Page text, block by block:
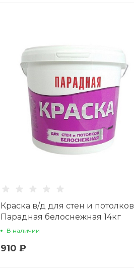
Краска в/д для стен и потолков
Парадная белоснежная 14кг
В наличии
910 ₽